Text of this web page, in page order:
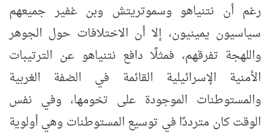
رغم أن نتنياهو وسموتريتش وبن غفير جميعهم
سياسيون يمينيون، إلا أن الاختلافات حول الجوهر
واللهجة تفرقهم، فمثلًا دافع نتنياهو عن الترتيبات
الأمنية الإسرائيلية القائمة في الضفة الغربية
والمستوطنات الموجودة على تخومها، وفي نفس
الوقت كان مترددًا في توسيع المستوطنات وهي أولوية